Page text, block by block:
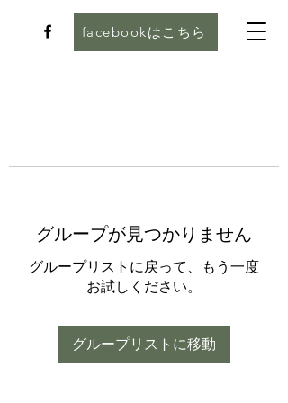
facebookはこちら
グループが見つかりません
グループリストに戻って、もう一度
お試しください。
グループリストに移動